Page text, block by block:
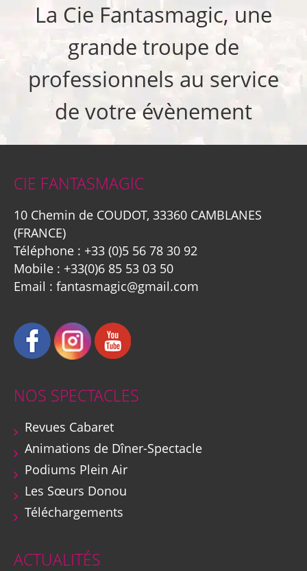
La Cie Fantasmagic, une
grande troupe de
professionnels au service
de votre évènement
CIE FANTASMAGIC
10 Chemin de COUDOT, 33360 CAMBLANES
(FRANCE)
Téléphone : +33 (0)5 56 78 30 92
Mobile : +33(0)6 85 53 03 50
Email : fantasmagic@gmail.com
NOS SPECTACLES
Revues Cabaret
Animations de Dîner-Spectacle
Podiums Plein Air
Les Sœurs Donou
Téléchargements
ACTUALITÉS